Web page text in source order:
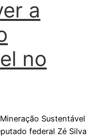
a
no
Sustentável
federal Zé Silva